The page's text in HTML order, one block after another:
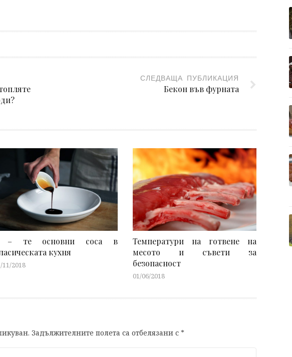
СЛЕДВАЩА ПУБЛИКАЦИЯ
Бекон във фурната
– те основни соса в
кухня
11/2018
Температури на готвене на
месото и съвети за
безопасност
01/06/2018
Задължителните полета са отбелязани с*